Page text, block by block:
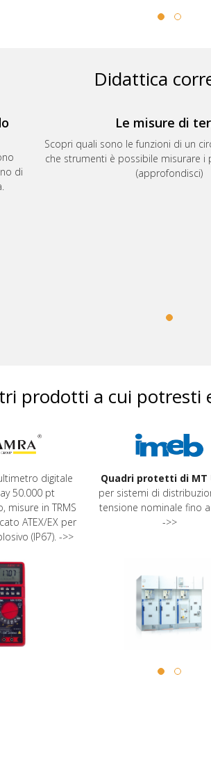
Didattica
di
Le misure di
Scopri quali sono le funzioni di un
che strumenti è possibile misurare i
(approfondisci)
prodotti a cui potresti
digitale
50.000 pt
misure in TRMS
ATEX/EX per
(IP67). ->>
Quadri protetti di MT
per sistemi di
tensione nominale fino a
->>